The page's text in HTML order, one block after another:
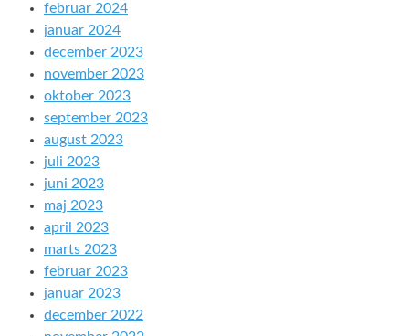
februar 2024
januar 2024
december 2023
november 2023
oktober 2023
september 2023
august 2023
juli 2023
juni 2023
maj 2023
april 2023
marts 2023
februar 2023
januar 2023
december 2022